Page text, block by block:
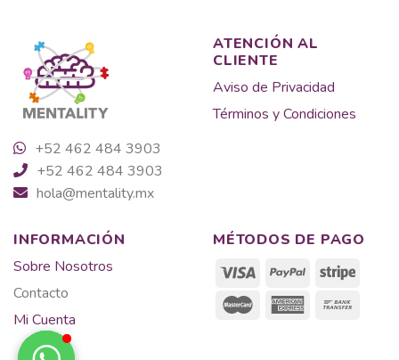
+52 462 484 3903
+52 462 484 3903
hola@mentality.mx
ATENCIÓN AL
CLIENTE
Aviso de Privacidad
Términos y Condiciones
INFORMACIÓN
Sobre Nosotros
Contacto
Mi Cuenta
MÉTODOS DE PAGO